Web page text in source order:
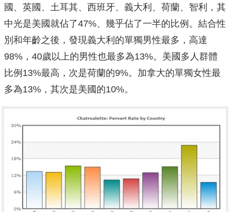
國、英國、土耳其、西班牙、義大利、荷蘭、智利，其
中光是美國就佔了47%、幾乎佔了一半的比例。結合性
別和年齡之後，發現義大利的單獨男性最多，高達
98%，40歲以上的男性也最多為13%。美國多人群體
比例13%最高，次是荷蘭的9%。加拿大的單獨女性最
多為13%，其次是美國的10%。